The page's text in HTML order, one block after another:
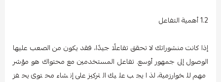
1.2 أهمية التفاعل
إذا كانت منشوراتك لا تحقق تفاعلًا جيدًا، فقد يكون من الصعب عليها
الوصول إلى جمهور أوسع. تفاعل المستخدمين مع محتواك هو مؤشر
مهم للخوارزمية، لذا يجب عليك التركيز على إنشاء محتوى يحفز